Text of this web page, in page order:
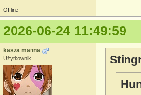
Offline
2026-06-24 11:49:59
kasza manna
Użytkownik